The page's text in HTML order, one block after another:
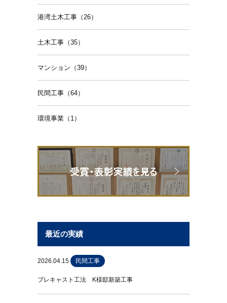
港湾土木工事（26）
土木工事（35）
マンション（39）
民間工事（64）
環境事業（1）
最近の実績
2026.04.15 民間工事
プレキャスト工法 K様邸新築工事